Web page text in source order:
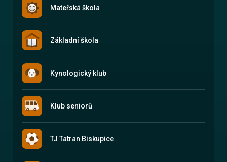
Mateřská škola
Základní škola
Kynologický klub
Klub seniorů
TJ Tatran Biskupice